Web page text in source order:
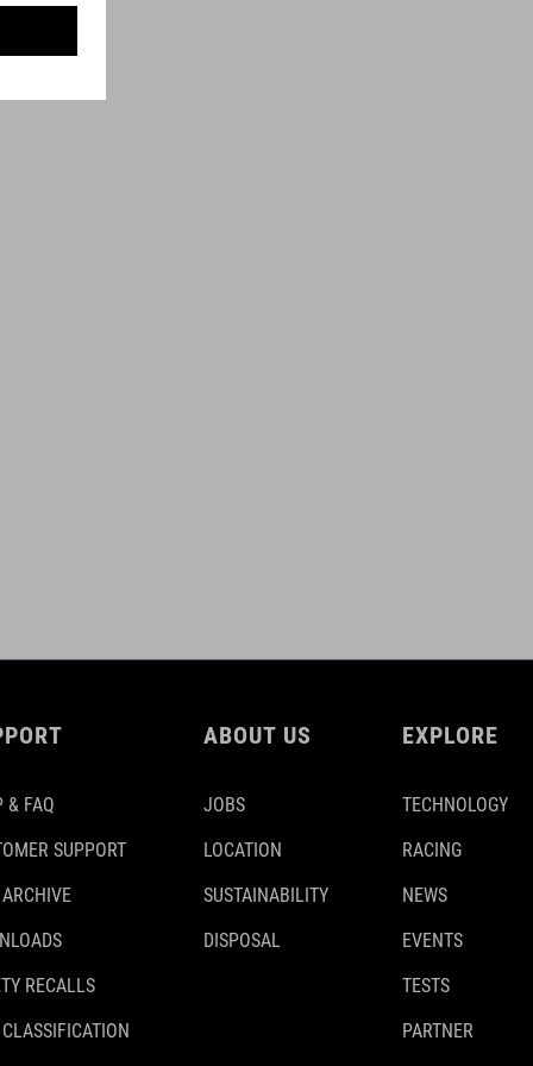
& FAQ
SUPPORT
RECALLS
ABOUT US
JOBS
LOCATION
SUSTAINABILITY
DISPOSAL
EXPLORE
TECHNOLOGY
RACING
NEWS
EVENTS
TESTS
PARTNER